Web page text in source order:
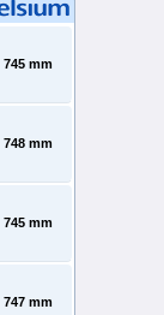
745 mm
748 mm
745 mm
747 mm